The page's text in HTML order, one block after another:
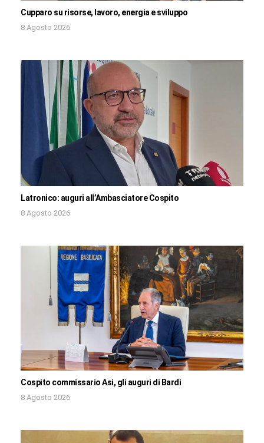
Cupparo su risorse, lavoro, energia e sviluppo
8 Agosto 2026
Latronico: auguri all’Ambasciatore Cospito
8 Agosto 2026
Cospito commissario Asi, gli auguri di Bardi
8 Agosto 2026